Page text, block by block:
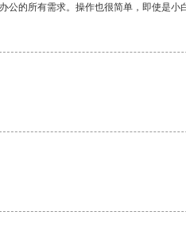
的所有需求。操作也很简单，即使是小